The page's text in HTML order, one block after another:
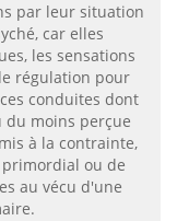
par leur situation
car elles
les sensations
régulation pour
conduites dont
du moins perçue
à la contrainte,
ou de
au vécu d'une